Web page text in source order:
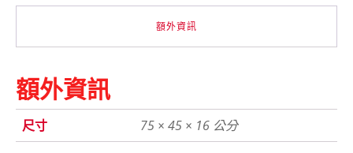
食
數
量
額外資訊
額外資訊
尺寸 75 × 45 × 16 公分